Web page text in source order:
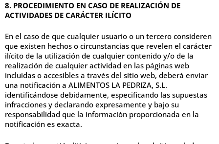
8. PROCEDIMIENTO EN CASO DE REALIZACIÓN DE
ACTIVIDADES DE CARÁCTER ILÍCITO
En el caso de que cualquier usuario o un tercero consideren
que existen hechos o circunstancias que revelen el carácter
ilícito de la utilización de cualquier contenido y/o de la
realización de cualquier actividad en las páginas web
incluidas o accesibles a través del sitio web, deberá enviar
una notificación a ALIMENTOS LA PEDRIZA, S.L.
identificándose debidamente, especificando las supuestas
infracciones y declarando expresamente y bajo su
responsabilidad que la información proporcionada en la
notificación es exacta.